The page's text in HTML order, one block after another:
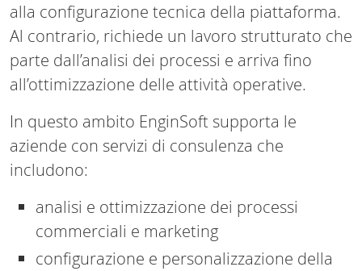
alla configurazione tecnica della piattaforma.
Al contrario, richiede un lavoro strutturato che
parte dall’analisi dei processi e arriva fino
all’ottimizzazione delle attività operative.
In questo ambito EnginSoft supporta le
aziende con servizi di consulenza che
includono:
analisi e ottimizzazione dei processi
commerciali e marketing
configurazione e personalizzazione della